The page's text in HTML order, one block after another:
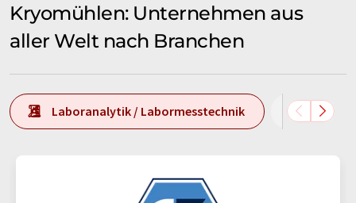
Kryomühlen: Unternehmen aus
aller Welt nach Branchen
Laboranalytik / Labormesstechnik